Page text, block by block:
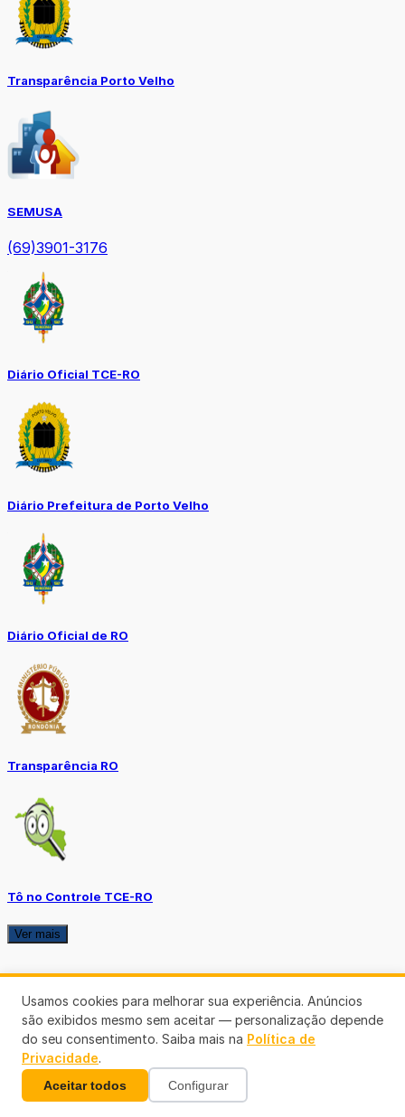
Transparência Porto Velho
SEMUSA
(69)3901-3176
Diário Oficial TCE-RO
Diário Prefeitura de Porto Velho
Diário Oficial de RO
Transparência RO
Tô no Controle TCE-RO
Ver mais
Usamos cookies para melhorar sua experiência. Anúncios
são exibidos mesmo sem aceitar — personalização depende
do seu consentimento. Saiba mais na Política de
Privacidade.
Aceitar todos Configurar